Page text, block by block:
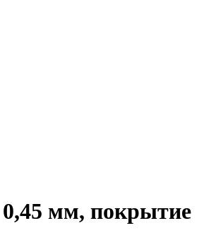
мм, покрытие